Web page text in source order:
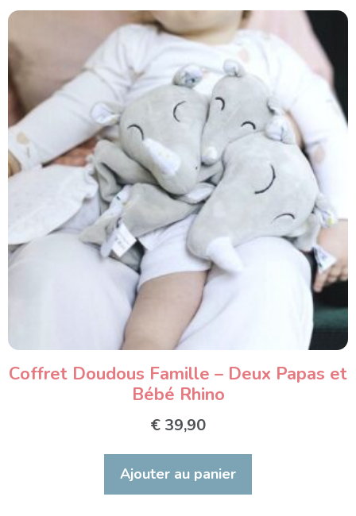
Coffret Doudous Famille – Deux Papas et
Bébé Rhino
€ 39,90
Ajouter au panier